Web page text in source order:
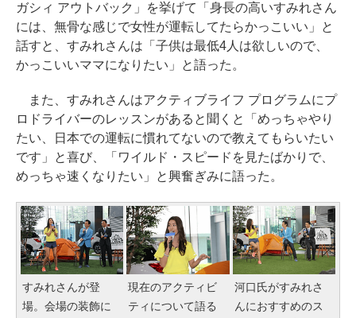
ガシィ アウトバック」を挙げて「身長の高いすみれさん
には、無骨な感じで女性が運転してたらかっこいい」と
話すと、すみれさんは「子供は最低4人は欲しいので、
かっこいいママになりたい」と語った。
また、すみれさんはアクティブライフ プログラムにプ
ロドライバーのレッスンがあると聞くと「めっちゃやり
たい、日本での運転に慣れてないので教えてもらいたい
です」と喜び、「ワイルド・スピードを見たばかりで、
めっちゃ速くなりたい」と興奮ぎみに語った。
すみれさんが登
場。会場の装飾に
現在のアクティビ
ティについて語る
河口氏がすみれさ
んにおすすめのス